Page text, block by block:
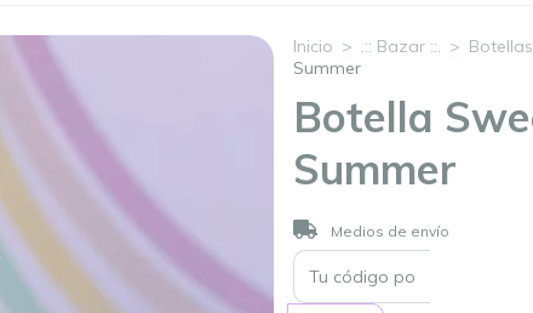
Inicio > .:: Bazar ::. > Botellas
Summer
Botella
Summer
Entregas para el CP:
Medios de envío